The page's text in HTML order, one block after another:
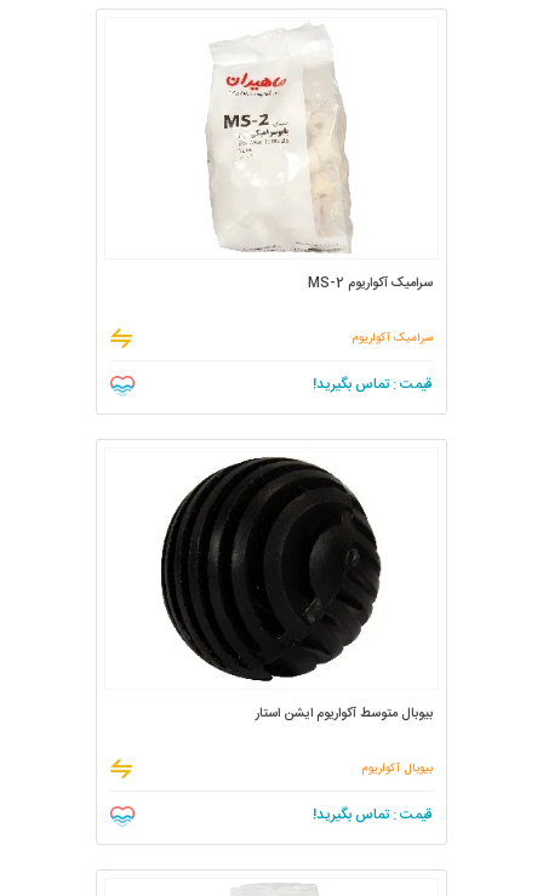
سرامیک آکواریوم MS-2
سرامیک آکواریوم
قیمت : تماس بگیرید!
بیوبال متوسط آکواریوم ایشن استار
بیوبال آکواریوم
قیمت : تماس بگیرید!